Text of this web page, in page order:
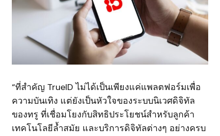
“ที่สำคัญ TrueID ไม่ได้เป็นเพียงแค่แพลตฟอร์มเพื่อ
ความบันเทิง แต่ยังเป็นหัวใจของระบบนิเวศดิจิทัล
ของทรู ที่เชื่อมโยงกับสิทธิประโยชน์สำหรับลูกค้า
เทคโนโลยีล้ำสมัย และบริการดิจิทัลต่างๆ อย่างครบ